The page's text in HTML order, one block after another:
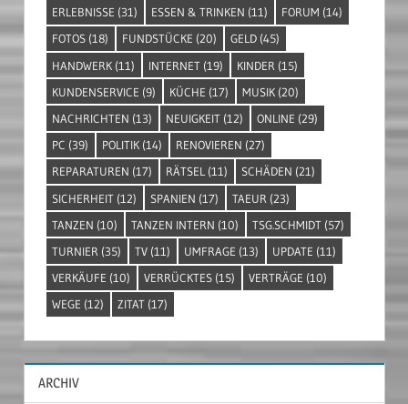
ERLEBNISSE (31) ESSEN & TRINKEN (11) FORUM (14)
FOTOS (18) FUNDSTÜCKE (20) GELD (45)
HANDWERK (11) INTERNET (19) KINDER (15)
KUNDENSERVICE (9) KÜCHE (17) MUSIK (20)
NACHRICHTEN (13) NEUIGKEIT (12) ONLINE (29)
PC (39) POLITIK (14) RENOVIEREN (27)
REPARATUREN (17) RÄTSEL (11) SCHÄDEN (21)
SICHERHEIT (12) SPANIEN (17) TAEUR (23)
TANZEN (10) TANZEN INTERN (10) TSG.SCHMIDT (57)
TURNIER (35) TV (11) UMFRAGE (13) UPDATE (11)
VERKÄUFE (10) VERRÜCKTES (15) VERTRÄGE (10)
WEGE (12) ZITAT (17)
ARCHIV